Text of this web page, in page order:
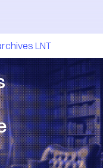
LNT